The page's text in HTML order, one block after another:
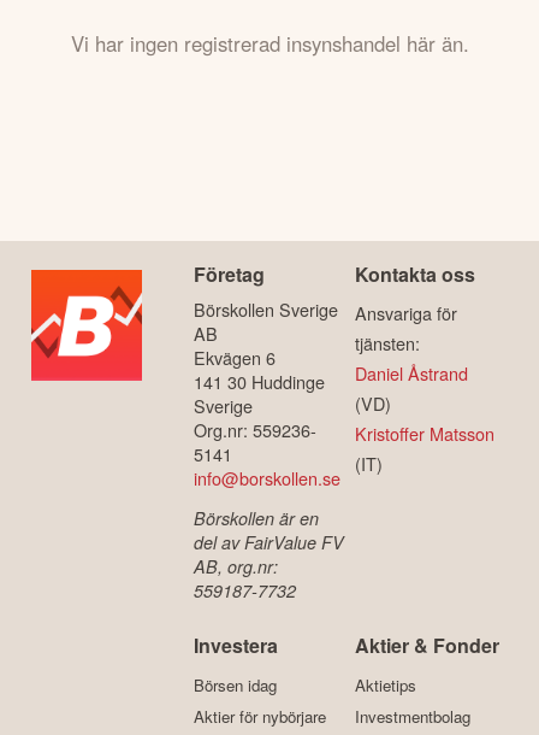
Vi har ingen registrerad insynshandel här än.
Företag
Börskollen Sverige
AB
Ekvägen 6
141 30 Huddinge
Sverige
Org.nr: 559236-
5141
info@borskollen.se
Börskollen är en
del av FairValue FV
AB, org.nr:
559187-7732
Kontakta oss
Ansvariga för
tjänsten:
Daniel Åstrand
(VD)
Kristoffer Matsson
(IT)
Investera
Börsen idag
Aktier för nybörjare
Aktier & Fonder
Aktietips
Investmentbolag